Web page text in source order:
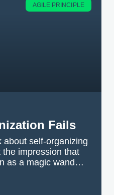
AGILE PRINCIPLE
Fails
about self-organizing
impression that
as a magic wand